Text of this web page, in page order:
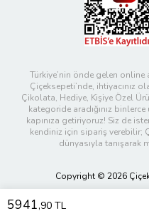
5941,90 TL
Türkiye’nin önde gelen
Çiçeksepeti’nde, ihtiyacınız
Çikolata, Hediye, Kişiye Özel
kategoride aradığınız
kapınıza getiriyoruz! Siz de
kendiniz için sipariş verebilir;
dünyasıyla tanışarak
Copyright © 2026